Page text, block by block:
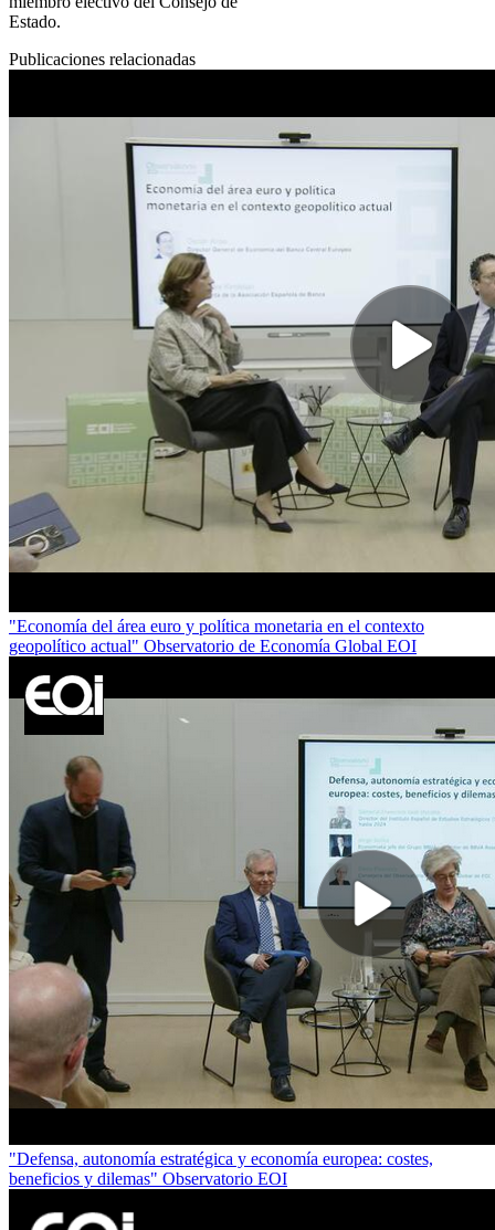
Estado.
Publicaciones relacionadas
"Economía del área euro y política monetaria en el contexto
geopolítico actual" Observatorio de Economía Global EOI
"Defensa, autonomía estratégica y economía europea: costes,
beneficios y dilemas" Observatorio EOI